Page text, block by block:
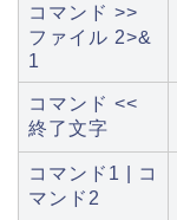
コマンド >>
ファイル 2>&
1
コマンド <<
終了文字
コマンド1 | コ
マンド2